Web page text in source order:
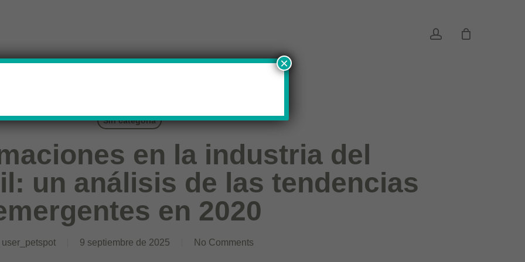
account
Sin categoría
en la industria del
un análisis de las tendencias
en 2020
user_petspot 9 septiembre de 2025 No Comments
×